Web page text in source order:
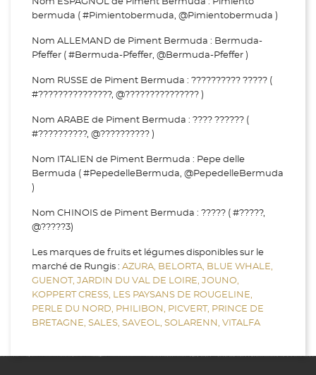
bermuda ( #Pimientobermuda, @Pimientobermuda )
Nom ALLEMAND de Piment Bermuda : Bermuda-
Pfeffer ( #Bermuda-Pfeffer, @Bermuda-Pfeffer )
Nom RUSSE de Piment Bermuda : ?????????? ????? (
#???????????????, @??????????????? )
Nom ARABE de Piment Bermuda : ???? ?????? (
#??????????, @?????????? )
Nom ITALIEN de Piment Bermuda : Pepe delle
Bermuda ( #PepedelleBermuda, @PepedelleBermuda
)
Nom CHINOIS de Piment Bermuda : ????? ( #?????,
@?????3)
Les marques de fruits et légumes disponibles sur le
marché de Rungis : AZURA, BELORTA, BLUE WHALE,
GUENOT, JARDIN DU VAL DE LOIRE, JOUNO,
KOPPERT CRESS, LES PAYSANS DE ROUGELINE,
PERLE DU NORD, PHILIBON, PICVERT, PRINCE DE
BRETAGNE, SALES, SAVEOL, SOLARENN, VITALFA